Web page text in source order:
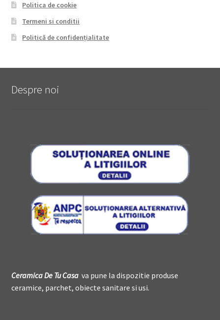
Politica de cookie
Termeni si conditii
Politică de confidențialitate
Despre noi
Ceramica DeTu Casava pune la dispozitie produse
ceramice, parchet, obiecte sanitare si usi.